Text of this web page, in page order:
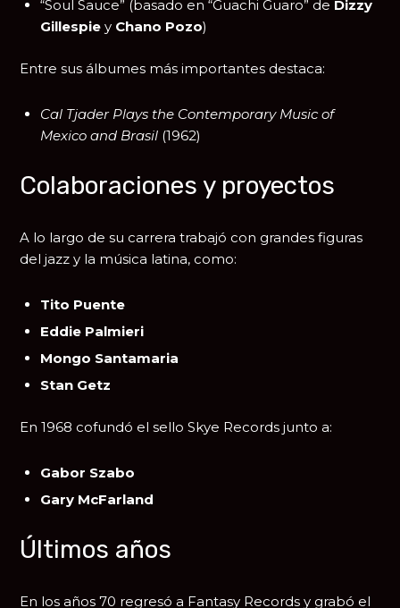
“Soul Sauce” (basado en “Guachi Guaro” de Dizzy
Gillespie y Chano Pozo)
Entre sus álbumes más importantes destaca:
Cal Tjader Plays the Contemporary Music of
Mexico and Brasil (1962)
Colaboraciones y proyectos
A lo largo de su carrera trabajó con grandes figuras
del jazz y la música latina, como:
Tito Puente
Eddie Palmieri
Mongo Santamaria
Stan Getz
En 1968 cofundó el selloSkye Records junto a:
Gabor Szabo
Gary McFarland
Últimos años
En los años 70 regresó a Fantasy Records y grabó el